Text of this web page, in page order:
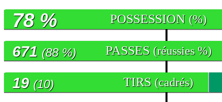
POSSESSION (%)
78 %
PASSES (réussies %)
671 (88 %)
TIRS (cadrés)
19 (10)